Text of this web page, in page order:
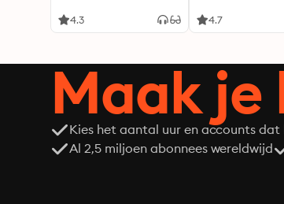
4.3 4.7
Maak je
Kies het aantal uur en accounts
Al 2,5 miljoen abonnees wereldwijd